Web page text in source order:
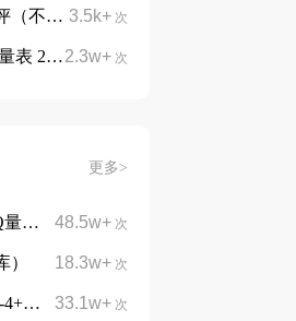
3.5k+ 次
己委屈）
2.3w+ 次
27题 免费
更多>
48.5w+ 次
题
18.3w+ 次
33.1w+ 次
题